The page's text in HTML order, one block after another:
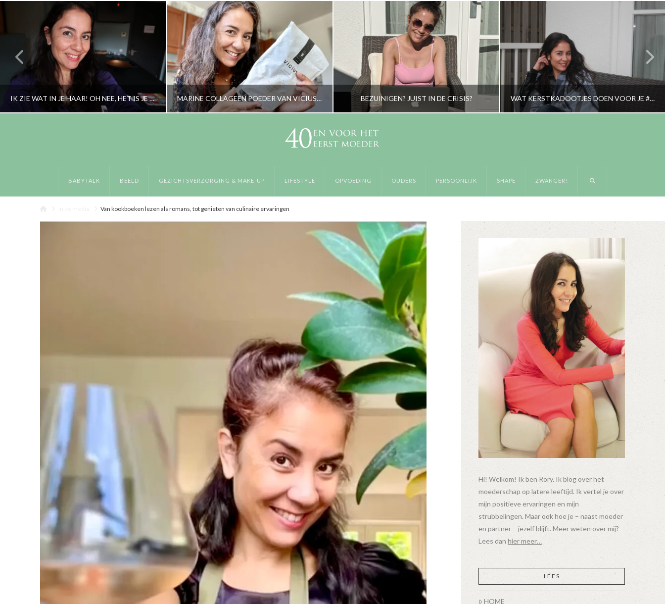
IK ZIE WAT IN JE HAAR! OH NEE, HET IS JE OOR … MARINE COLLAGEEN POEDER VAN VICIUS, WAT KUN JE VERWACHTEN? BEZUINIGEN? JUIST IN DE CRISIS? WAT KERSTKADOOTJES DOEN VOOR JE #OOTN…AND DAY
BABYTALK BEELD GEZICHTSVERZORGING & MAKE-UP LIFESTYLE OPVOEDING OUDERS PERSOONLIJK SHAPE ZWANGER!
Van kookboeken lezen als romans, tot genieten van culinaire ervaringen
Hi! Welkom! Ik ben Rory. Ik blog over het
moederschap op latere leeftijd. Ik vertel je over
mijn positieve ervaringen en mijn
strubbelingen. Maar ook hoe je – naast moeder
en partner – jezelf blijft. Meer weten over mij?
Lees danhier meer…
LEES
HOME